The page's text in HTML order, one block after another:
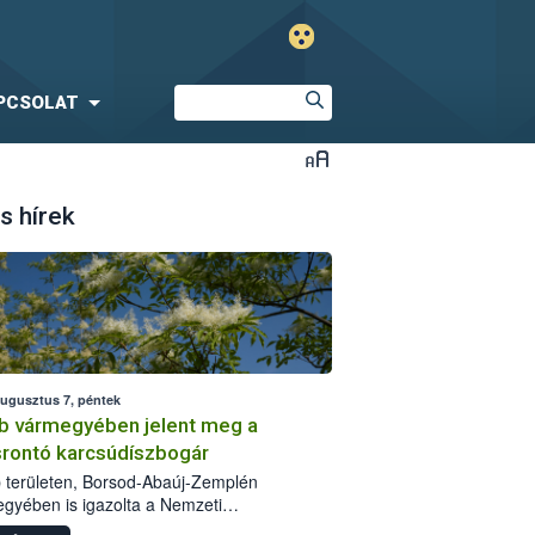
hírek
7, péntek
vármegyében jelent meg a
karcsúdíszbogár
területen, Borsod-Abaúj-Zemplén
is igazolta a Nemzeti
biztonsági Hivatal (Nébih) a